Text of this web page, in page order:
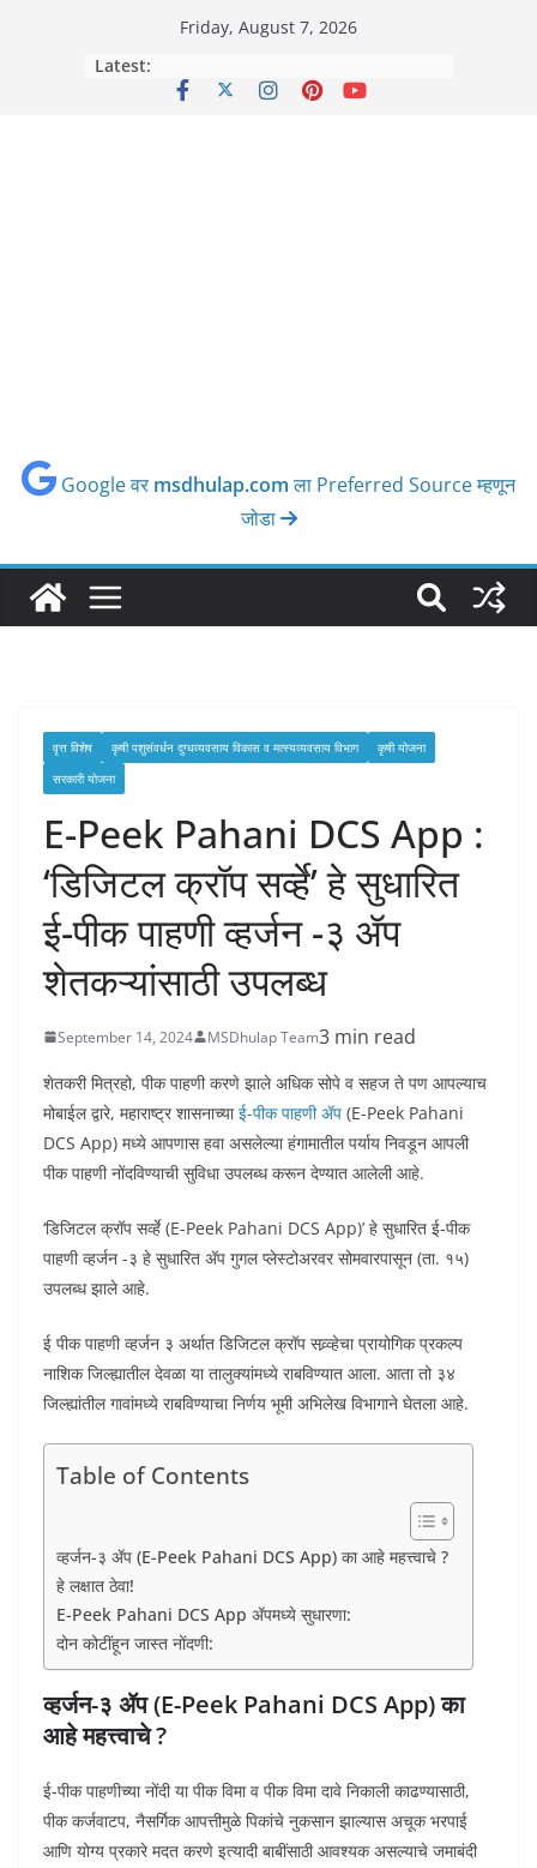
Friday, August 7, 2026
Latest:
Google वर msdhulap.comला Preferred Source म्हणून
जोडा
वृत्त विशेष कृषी पशुसंवर्धन दुग्‍धव्‍यवसाय विकास व मत्‍स्‍यव्‍यवसाय विभाग
कृषी योजना
सरकारी योजना
E-Peek Pahani DCS App :
‘डिजिटल क्रॉप सर्व्हे’ हे सुधारित
ई-पीक पाहणी व्हर्जन -३ ॲप
शेतकऱ्यांसाठी उपलब्ध
September 14, 2024 MSDhulap Team3 min read
शेतकरी मित्रहो, पीक पाहणी करणे झाले अधिक सोपे व सहज ते पण आपल्याच
मोबाईल द्वारे, महाराष्ट्र शासनाच्याई-पीक पाहणी ॲप (E-Peek Pahani
DCS App) मध्ये आपणास हवा असलेल्या हंगामातील पर्याय निवडून आपली
पीक पाहणी नोंदविण्याची सुविधा उपलब्ध करून देण्यात आलेली आहे.
‘डिजिटल क्रॉप सर्व्हे (E-Peek Pahani DCS App)’ हे सुधारित ई-पीक
पाहणी व्हर्जन -३ हे सुधारित ॲप गुगल प्लेस्टोअरवर सोमवारपासून (ता. १५)
उपलब्ध झाले आहे.
ई पीक पाहणी व्हर्जन ३ अर्थात डिजिटल क्रॉप सव्र्व्हेचा प्रायोगिक प्रकल्प
नाशिक जिल्ह्यातील देवळा या तालुक्यांमध्ये राबविण्यात आला. आता तो ३४
जिल्ह्यांतील गावांमध्ये राबविण्याचा निर्णय भूमी अभिलेख विभागाने घेतला आहे.
Table of Contents
व्हर्जन-३ ॲप (E-Peek Pahani DCS App) का आहे महत्त्वाचे ?
हे लक्षात ठेवा!
E-Peek Pahani DCS App ॲपमध्ये सुधारणा:
दोन कोटींहून जास्त नोंदणी:
व्हर्जन-३ ॲप (E-Peek Pahani DCS App) का
आहे महत्त्वाचे ?
ई-पीक पाहणीच्या नोंदी या पीक विमा व पीक विमा दावे निकाली काढण्यासाठी,
पीक कर्जवाटप, नैसर्गिक आपत्तीमुळे पिकांचे नुकसान झाल्यास अचूक भरपाई
आणि योग्य प्रकारे मदत करणे इत्यादी बाबींसाठी आवश्यक असल्याचे जमाबंदी